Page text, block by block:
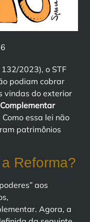
2023), o STF
podiam cobrar
vindas do exterior
essa lei não
patrimônios
Reforma?
aos
Agora, a